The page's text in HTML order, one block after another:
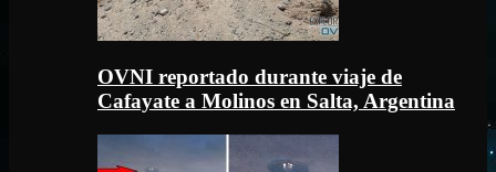
OVNI reportado durante viaje de
Cafayate a Molinos en Salta, Argentina